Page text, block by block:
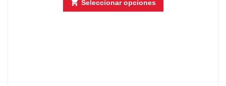
Seleccionar opciones